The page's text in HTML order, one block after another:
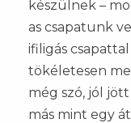
készülnek –
as csapatunk
ifiligás
tökéletesen
még szó, jól
más mint egy